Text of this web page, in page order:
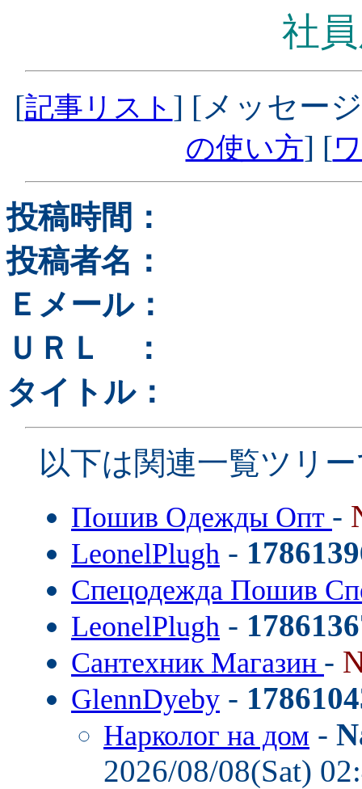
社
[記事リスト ] [メッセー
の使い方] [
投稿時間：
投稿者名：
Ｅメール：
ＵＲＬ ：
タイトル：
以下は関連一覧ツリ
Пошив Одежды Опт -
LeonelPlugh -
Спецодежда Пошив
LeonelPlugh -
Сантехник Магазин -
GlennDyeby -
Нарколог на дом -
2026/08/08(Sat)